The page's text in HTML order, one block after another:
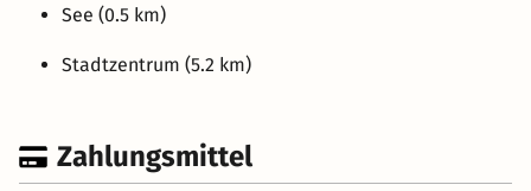
See (0.5 km)
Stadtzentrum (5.2 km)
Zahlungsmittel